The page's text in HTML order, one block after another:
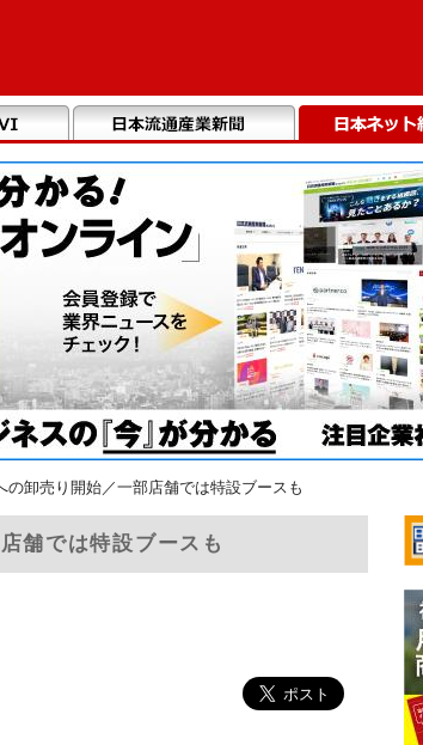
の卸売り開始／一部店舗では特設ブースも
舗では特設ブースも